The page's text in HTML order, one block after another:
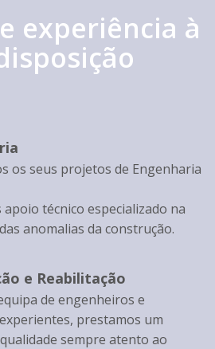
experiência à
os seus projetos de Engenharia
apoio técnico especializado na
anomalias da construção.
e Reabilitação
de engenheiros e
prestamos um
sempre atento ao